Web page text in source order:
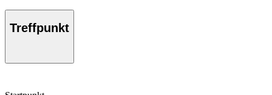
Treffpunkt